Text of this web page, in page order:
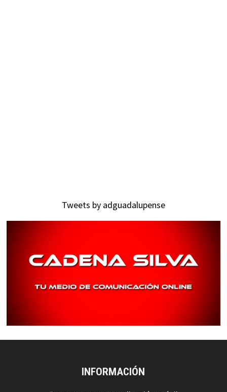
Tweets by adguadalupense
INFORMACIÓN